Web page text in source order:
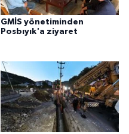
GMİS yönetiminden
Posbıyık'a ziyaret